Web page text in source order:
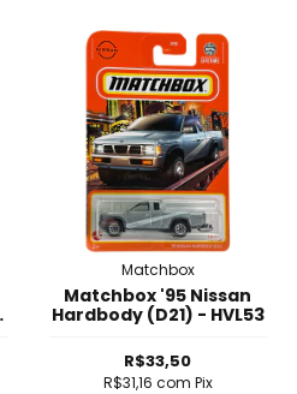
Matchbox
Matchbox '95 Nissan
Hardbody (D21) - HVL53
R$33,50
R$31,16 com Pix